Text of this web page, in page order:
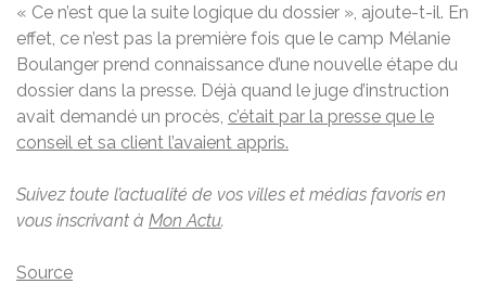
« Ce n’est que la suite logique du dossier », ajoute-t-il. En
effet, ce n’est pas la première fois que le camp Mélanie
Boulanger prend connaissance d’une nouvelle étape du
dossier dans la presse. Déjà quand le juge d’instruction
avait demandé un procès, c’était par la presse que le
conseil et sa client l’avaient appris.
Suivez toute l’actualité de vos villes et médias favoris en
vous inscrivant à Mon Actu.
Source